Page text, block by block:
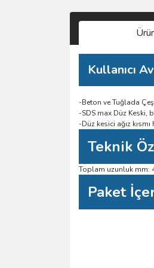
Kullanıcı
-Beton ve Tuğlada
-SDS max Düz Keski,
-Düz kesici ağız
Teknik
Toplam uzunluk mm:
Paket